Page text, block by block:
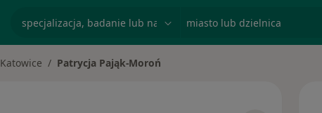
Katowice Patrycja Pająk-Moroń